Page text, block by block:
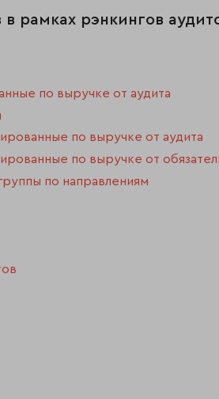
рамках рэнкингов
по выручке от аудита
по выручке от аудита
по выручке от
по направлениям